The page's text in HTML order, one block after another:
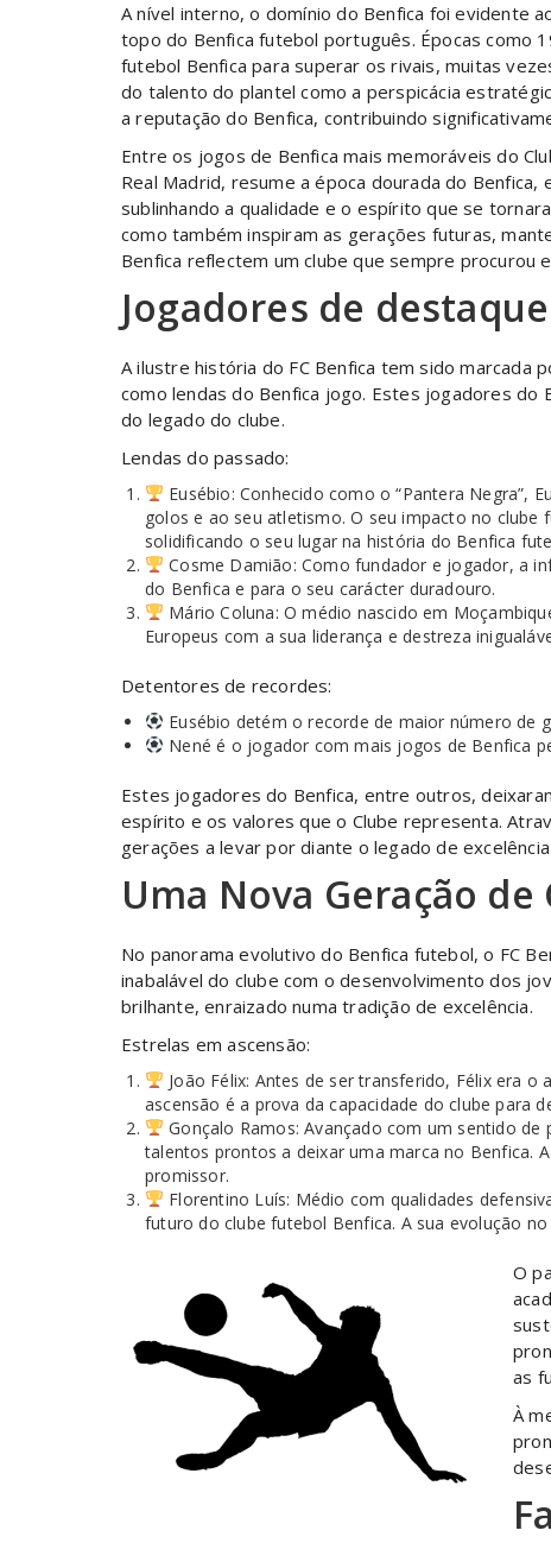
A nível interno, o domínio do Benfica foi evidente
topo do Benfica futebol português. Épocas como
futebol Benfica para superar os rivais, muitas
do talento do plantel como a perspicácia
a reputação do Benfica, contribuindo
Entre os jogos de Benfica mais memoráveis do
Real Madrid, resume a época dourada do
sublinhando a qualidade e o espírito que se
como também inspiram as gerações futuras,
Benfica reflectem um clube que sempre procurou
Jogadores de
A ilustre história do FC Benfica tem sido
como lendas do Benfica jogo. Estes jogadores
do legado do clube.
Lendas do passado:
Eusébio: Conhecido como o “Pantera Negra”,
golos e ao seu atletismo. O seu impacto no
solidificando o seu lugar na história do Benfica
Cosme Damião: Como fundador e jogador, a
do Benfica e para o seu carácter duradouro.
Mário Coluna: O médio nascido em
Europeus com a sua liderança e destreza
Detentores de recordes:
Eusébio detém o recorde de maior número de
Nené é o jogador com mais jogos de Benfica
Estes jogadores do Benfica, entre outros,
espírito e os valores que o Clube representa.
gerações a levar por diante o legado de
Uma Nova Geração
No panorama evolutivo do Benfica futebol, o FC
inabalável do clube com o desenvolvimento dos
brilhante, enraizado numa tradição de excelência.
Estrelas em ascensão:
João Félix: Antes de ser transferido, Félix era
ascensão é a prova da capacidade do clube para
Gonçalo Ramos: Avançado com um sentido
talentos prontos a deixar uma marca no Benfica.
promissor.
Florentino Luís: Médio com qualidades
futuro do clube futebol Benfica. A sua evolução
O
as
À